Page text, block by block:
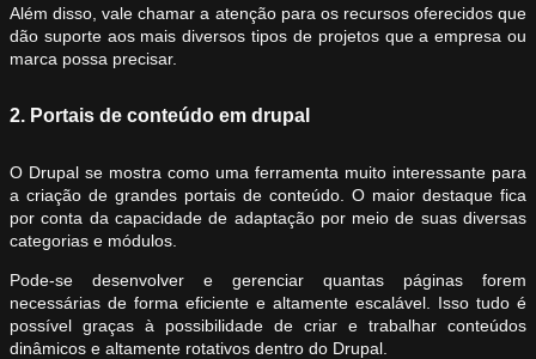
Além disso, vale chamar a atenção para os recursos oferecidos que
dão suporte aos mais diversos tipos de projetos que a empresa ou
marca possa precisar.
2. Portais de conteúdo em drupal
O Drupal se mostra como uma ferramenta muito interessante para
a criação de grandes portais de conteúdo. O maior destaque fica
por conta da capacidade de adaptação por meio de suas diversas
categorias e módulos.
Pode-se desenvolver e gerenciar quantas páginas forem
necessárias de forma eficiente e altamente escalável. Isso tudo é
possível graças à possibilidade de criar e trabalhar conteúdos
dinâmicos e altamente rotativos dentro do Drupal.